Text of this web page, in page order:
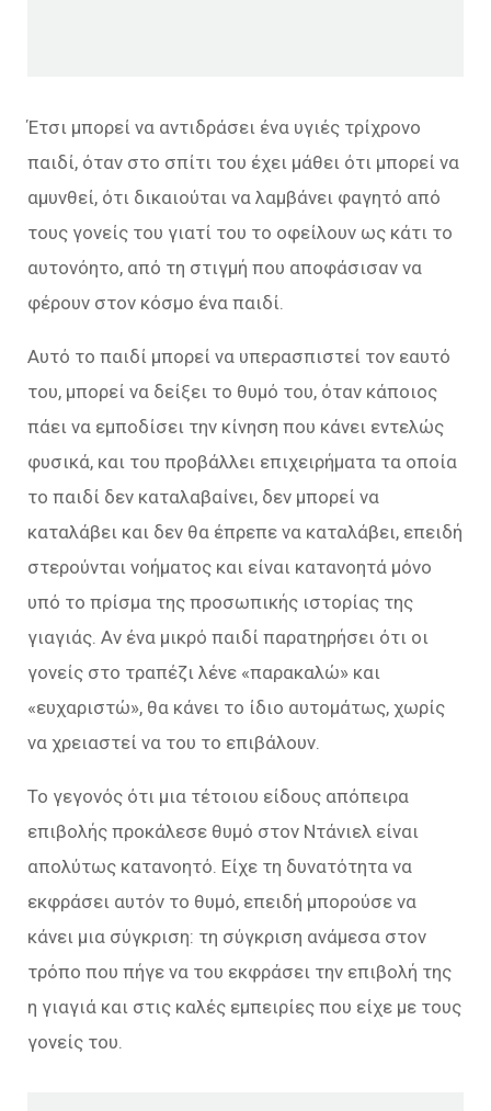
Έτσι μπορεί να αντιδράσει ένα υγιές τρίχρονο
παιδί, όταν στο σπίτι του έχει μάθει ότι μπορεί να
αμυνθεί, ότι δικαιούται να λαμβάνει φαγητό από
τους γονείς του γιατί του το οφείλουν ως κάτι το
αυτονόητο, από τη στιγμή που αποφάσισαν να
φέρουν στον κόσμο ένα παιδί.
Αυτό το παιδί μπορεί να υπερασπιστεί τον εαυτό
του, μπορεί να δείξει το θυμό του, όταν κάποιος
πάει να εμποδίσει την κίνηση που κάνει εντελώς
φυσικά, και του προβάλλει επιχειρήματα τα οποία
το παιδί δεν καταλαβαίνει, δεν μπορεί να
καταλάβει και δεν θα έπρεπε να καταλάβει, επειδή
στερούνται νοήματος και είναι κατανοητά µόνο
υπό το πρίσμα της προσωπικής ιστορίας της
γιαγιάς. Αν ένα μικρό παιδί παρατηρήσει ότι οι
γονείς στο τραπέζι λένε «παρακαλώ» και
«ευχαριστώ», θα κάνει το ίδιο αυτομάτως, χωρίς
να χρειαστεί να του το επιβάλουν.
Το γεγονός ότι µια τέτοιου είδους απόπειρα
επιβολής προκάλεσε θυμό στον Ντάνιελ είναι
απολύτως κατανοητό. Είχε τη δυνατότητα να
εκφράσει αυτόν το θυμό, επειδή μπορούσε να
κάνει µια σύγκριση: τη σύγκριση ανάμεσα στον
τρόπο που πήγε να του εκφράσει την επιβολή της
η γιαγιά και στις καλές εμπειρίες που είχε µε τους
γονείς του.